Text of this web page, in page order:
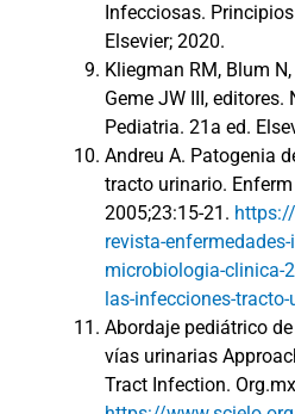
Infecciosas.
Elsevier; 2020.
Kliegman RM, Blum
Geme JW III, editores.
Pediatria. 21a ed.
Andreu A. Patogenia
tracto urinario.
2005;23:15-21.
revista-
microbiologia-clinica-
las-infecciones-
Abordaje pediátrico
vías urinarias
Tract Infection.